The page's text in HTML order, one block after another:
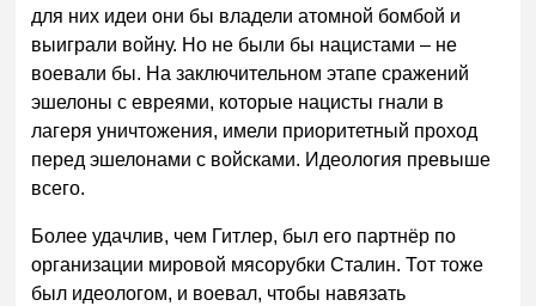
для них идеи они бы владели атомной бомбой и
выиграли войну. Но не были бы нацистами – не
воевали бы. На заключительном этапе сражений
эшелоны с евреями, которые нацисты гнали в
лагеря уничтожения, имели приоритетный проход
перед эшелонами с войсками. Идеология превыше
всего.
Более удачлив, чем Гитлер, был его партнёр по
организации мировой мясорубки Сталин. Тот тоже
был идеологом, и воевал, чтобы навязать